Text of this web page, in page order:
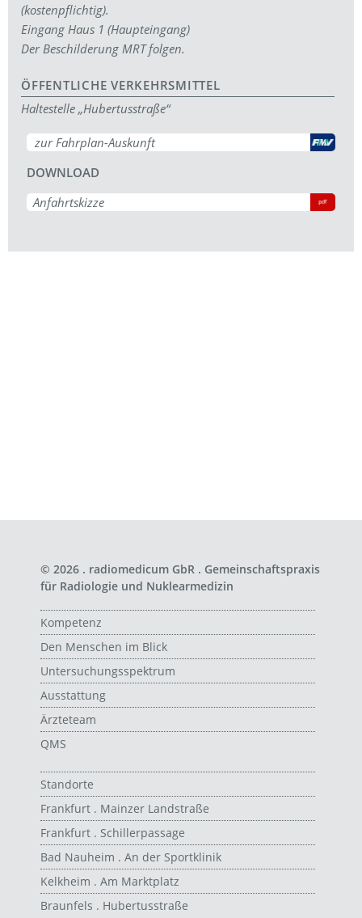
(kostenpflichtig).
Eingang Haus 1 (Haupteingang)
Der Beschilderung MRT folgen.
ÖFFENTLICHE VERKEHRSMITTEL
Haltestelle „Hubertusstraße“
zur Fahrplan-Auskunft
DOWNLOAD
Anfahrtskizze
© 2026 . radiomedicum GbR . Gemeinschaftspraxis
für Radiologie und Nuklearmedizin
Kompetenz
Den Menschen im Blick
Untersuchungsspektrum
Ausstattung
Ärzteteam
QMS
Standorte
Frankfurt . Mainzer Landstraße
Frankfurt . Schillerpassage
Bad Nauheim . An der Sportklinik
Kelkheim . Am Marktplatz
Braunfels . Hubertusstraße